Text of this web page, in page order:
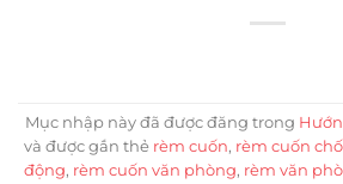
Mục nhập này đã được đăng trong
và được gắn thẻ rèm cuốn, rèm cuốn
động, rèm cuốn văn phòng, rèm văn